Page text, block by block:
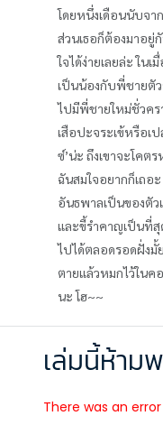
โดยหนึ่งเดือนนับจ
ส่วนเธอก็ต้องมาอ
ใจได้ง่ายเลยล่ะ ใน
เป็นน้องกับพี่ชายตัว
ไปมีพี่ชายใหม่ชั่วค
เสือปะจระเข้หรือเ
ซ์’น่ะ ถึงเขาจะโคต
ฉันสมใจอยากก็เถอ
อันธพาลเป็นของตัว
และขี้รำคาญเป็นที่
ไปได้ตลอดรอดฝั่งมั้
ตายแล้วหมกไว้ใน
นะ โฮ~~
เล่มนี้ห้าม
There was an error